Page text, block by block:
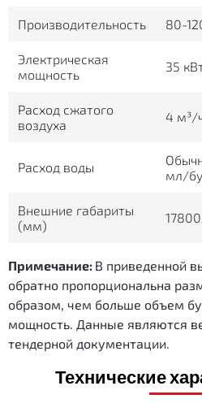
Производительность 80-
Электрическая
мощность
35
Расход сжатого
воздуха
4 м³/
Расход воды
мл/
Внешние габариты
(мм)
Примечание: В приведенной
обратно пропорциональна
образом, чем больше объем
мощность. Данные являются
тендерной документации.
Технические